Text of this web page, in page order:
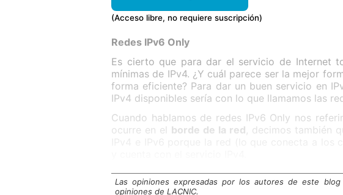
(Acceso libre, no requiere suscripción)
Redes IPv6 Only
Es cierto que para dar el servicio de Internet
mínimas de IPv4. ¿Y cuál parece ser la mejor
forma eficiente? Para dar un buen servicio en
IPv4 disponibles sería con lo que llamamos las
Cuando hablamos de redes IPv6 Only nos
ocurre en el borde de la red, decimos también
Las opiniones expresadas por los autores de este
opiniones de LACNIC.